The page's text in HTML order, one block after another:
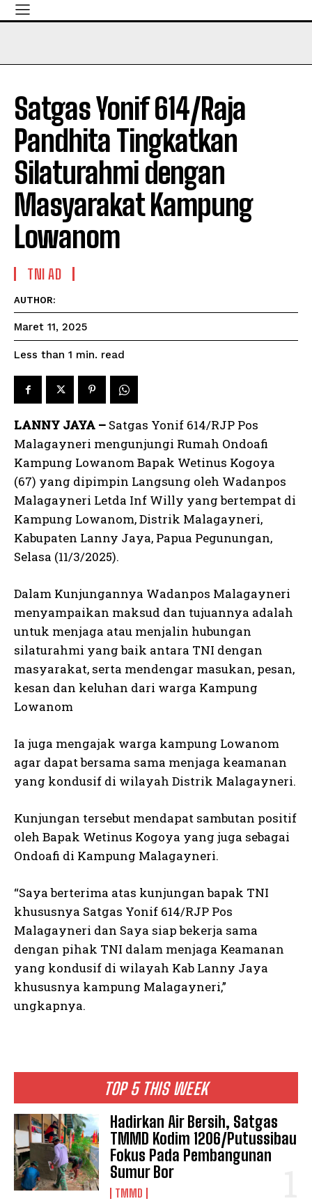
TOP 5 THIS WEEK
Hadirkan Air Bersih, Satgas
TMMD Kodim 1206/Putussibau
Fokus Pada Pembangunan
Sumur Bor
TMMD
Satgas Yonif 614/Raja
Pandhita Tingkatkan
Silaturahmi dengan
Masyarakat Kampung
Lowanom
TNI AD
AUTHOR:
Maret 11, 2025
Less than 1 min. read
LANNY JAYA – Satgas Yonif 614/RJP Pos
Malagayneri mengunjungi Rumah Ondoafi
Kampung Lowanom Bapak Wetinus Kogoya
(67) yang dipimpin Langsung oleh Wadanpos
Malagayneri Letda Inf Willy yang bertempat di
Kampung Lowanom, Distrik Malagayneri,
Kabupaten Lanny Jaya, Papua Pegunungan,
Selasa (11/3/2025).
Dalam Kunjungannya Wadanpos Malagayneri
menyampaikan maksud dan tujuannya adalah
untuk menjaga atau menjalin hubungan
silaturahmi yang baik antara TNI dengan
masyarakat, serta mendengar masukan, pesan,
kesan dan keluhan dari warga Kampung
Lowanom
Ia juga mengajak warga kampung Lowanom
agar dapat bersama sama menjaga keamanan
yang kondusif di wilayah Distrik Malagayneri.
Kunjungan tersebut mendapat sambutan positif
oleh Bapak Wetinus Kogoya yang juga sebagai
Ondoafi di Kampung Malagayneri.
“Saya berterima atas kunjungan bapak TNI
khususnya Satgas Yonif 614/RJP Pos
Malagayneri dan Saya siap bekerja sama
dengan pihak TNI dalam menjaga Keamanan
yang kondusif di wilayah Kab Lanny Jaya
khususnya kampung Malagayneri,”
ungkapnya.